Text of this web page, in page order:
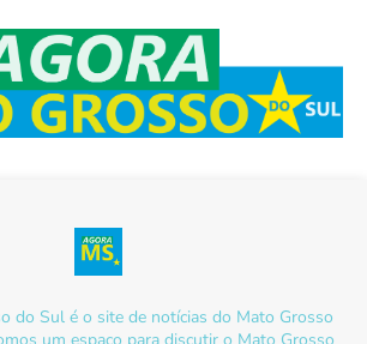
do Sul é o site de notícias do Mato Grosso